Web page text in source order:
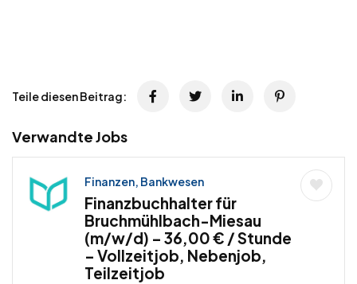
Teile diesen Beitrag:
Verwandte Jobs
Finanzen, Bankwesen
Finanzbuchhalter für
Bruchmühlbach-Miesau
(m/w/d) – 36,00 € / Stunde
– Vollzeitjob, Nebenjob,
Teilzeitjob